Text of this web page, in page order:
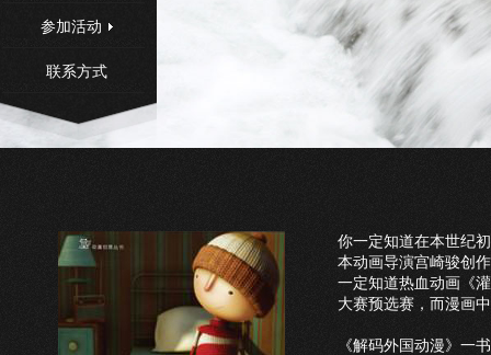
参加活动
联系方式
你一定知道在本世纪
本动画导演宫崎骏创
一定知道热血动画《
大赛预选赛，而漫画
《解码外国动漫》一